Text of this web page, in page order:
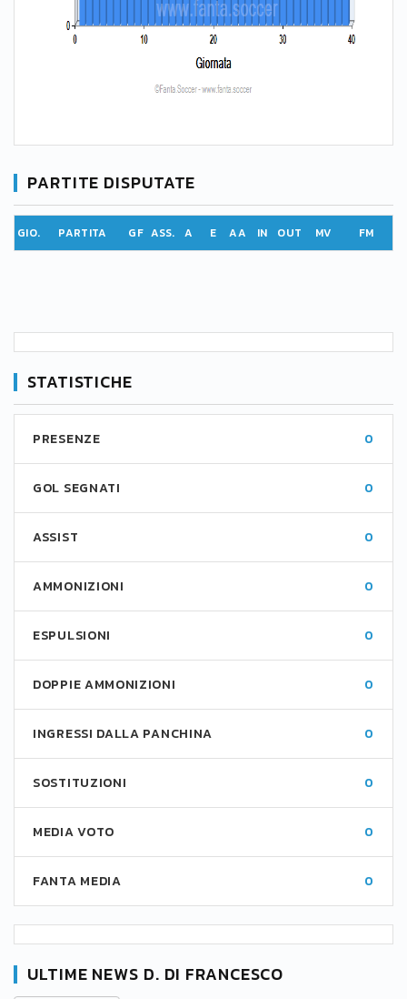
PARTITE DISPUTATE
GIO. PARTITA GF ASS. A E AA IN OUT MV FM
STATISTICHE
PRESENZE 0
GOL SEGNATI 0
ASSIST 0
AMMONIZIONI 0
ESPULSIONI 0
DOPPIE AMMONIZIONI 0
INGRESSI DALLA PANCHINA 0
SOSTITUZIONI 0
MEDIA VOTO 0
FANTA MEDIA 0
ULTIME NEWS D. DI FRANCESCO